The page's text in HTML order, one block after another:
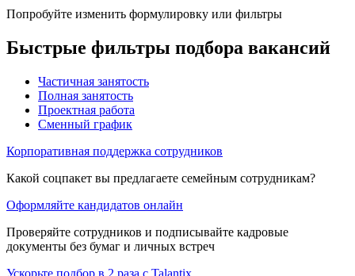
Попробуйте изменить формулировку или фильтры
Быстрые фильтры подбора вакансий
Частичная занятость
Полная занятость
Проектная работа
Сменный график
Корпоративная поддержка сотрудников
Какой соцпакет вы предлагаете семейным сотрудникам?
Оформляйте кандидатов онлайн
Проверяйте сотрудников и подписывайте кадровые
документы без бумаг и личных встреч
Ускорьте подбор в 2 раза с Talantix